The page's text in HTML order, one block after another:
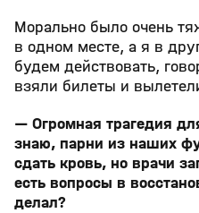
Морально было очень
в одном месте, а я в
будем действовать,
взяли билеты и
— Огромная трагедия
знаю, парни из наших
сдать кровь, но врачи
есть вопросы в
делал?